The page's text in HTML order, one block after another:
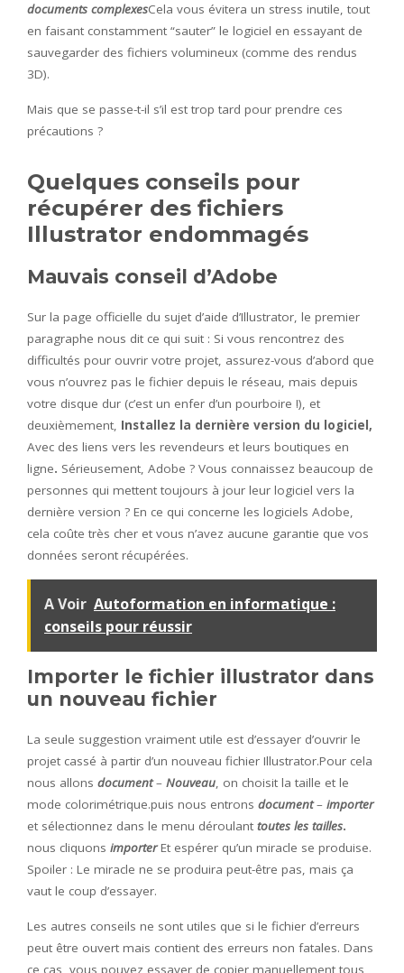
documents complexesCela vous évitera un stress inutile, tout
en faisant constamment “sauter” le logiciel en essayant de
sauvegarder des fichiers volumineux (comme des rendus
3D).
Mais que se passe-t-il s’il est trop tard pour prendre ces
précautions ?
Quelques conseils pour
récupérer des fichiers
Illustrator endommagés
Mauvais conseil d’Adobe
Sur la page officielle du sujet d’aide d’Illustrator, le premier
paragraphe nous dit ce qui suit : Si vous rencontrez des
difficultés pour ouvrir votre projet, assurez-vous d’abord que
vous n’ouvrez pas le fichier depuis le réseau, mais depuis
votre disque dur (c’est un enfer d’un pourboire !), et
deuxièmement, Installez la dernière version du logiciel,
Avec des liens vers les revendeurs et leurs boutiques en
ligne. Sérieusement, Adobe ? Vous connaissez beaucoup de
personnes qui mettent toujours à jour leur logiciel vers la
dernière version ? En ce qui concerne les logiciels Adobe,
cela coûte très cher et vous n’avez aucune garantie que vos
données seront récupérées.
A Voir Autoformation en informatique :
conseils pour réussir
Importer le fichier illustrator dans
un nouveau fichier
La seule suggestion vraiment utile est d’essayer d’ouvrir le
projet cassé à partir d’un nouveau fichier Illustrator.Pour cela
nous allons document– Nouveau, on choisit la taille et le
mode colorimétrique.puis nous entrons document– importer
et sélectionnez dans le menu déroulant toutes les tailles.
nous cliquons importerEt espérer qu’un miracle se produise.
Spoiler : Le miracle ne se produira peut-être pas, mais ça
vaut le coup d’essayer.
Les autres conseils ne sont utiles que si le fichier d’erreurs
peut être ouvert mais contient des erreurs non fatales. Dans
ce cas, vous pouvez essayer de copier manuellement tous